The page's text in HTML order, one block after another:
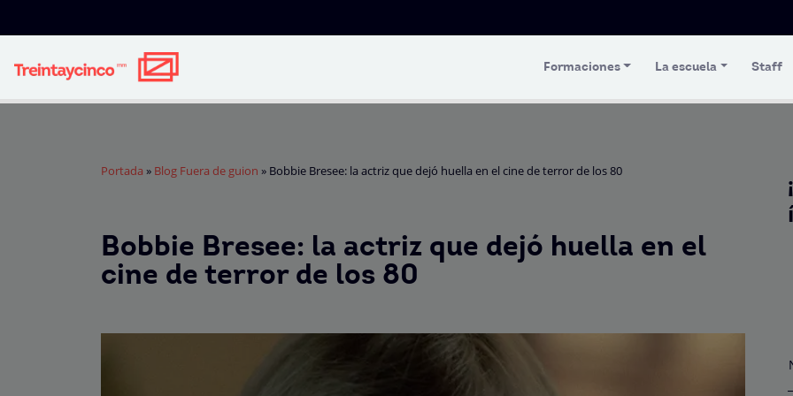
Formaciones La escuela Staff
Portada » Blog Fuera de guion » Bobbie Bresee: la actriz que dejó huella en el cine de terror de los 80
Bobbie Bresee: la actriz que dejó huella en el
cine de terror de los 80